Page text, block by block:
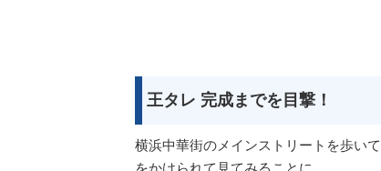
王タレ 完成までを目撃！
横浜中華街のメインストリートを歩い
をかけられて見てみることに。